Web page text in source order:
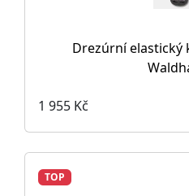
Drezúrní elastický
1 955 Kč
TOP